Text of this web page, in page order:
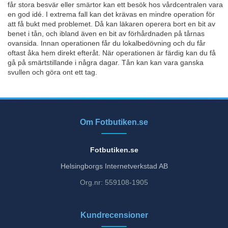
får stora besvär eller smärtor kan ett besök hos vårdcentralen vara
en god idé. I extrema fall kan det krävas en mindre operation för
att få bukt med problemet. Då kan läkaren operera bort en bit av
benet i tån, och ibland även en bit av förhårdnaden på tårnas
ovansida. Innan operationen får du lokalbedövning och du får
oftast åka hem direkt efteråt. När operationen är färdig kan du få
gå på smärtstillande i några dagar. Tån kan kan vara ganska
svullen och göra ont ett tag.
Om Fotbutiken.se
Fotbutiken.se
Helsingborgs Internetverkstad AB
Org.nr: 559108-1905
Kundrecensioner